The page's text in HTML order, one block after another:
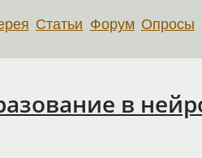
Статьи Форум Опросы
в